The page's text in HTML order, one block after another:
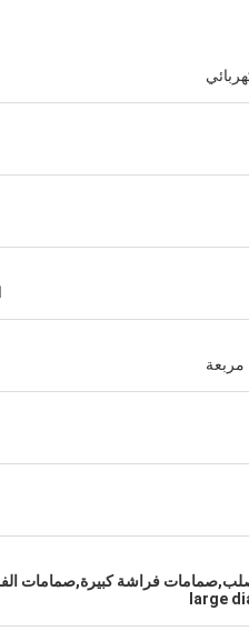
فراشة كبيرة,صمامات
large